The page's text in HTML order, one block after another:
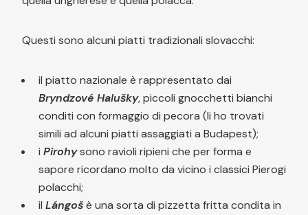
Questi sono alcuni piatti tradizionali slovacchi:
il piatto nazionale è rappresentato dai
Bryndzové Halušky, piccoli gnocchetti bianchi
conditi con formaggio di pecora (li ho trovati
simili ad alcuni piatti assaggiati a Budapest);
i Pirohysono ravioli ripieni che per forma e
sapore ricordano molto da vicino i classici Pierogi
polacchi;
il Lángošè una sorta di pizzetta fritta condita in